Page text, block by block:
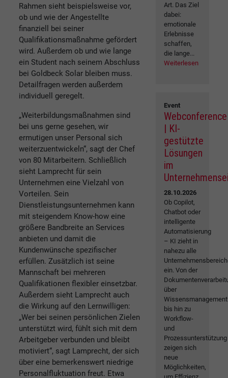
Rahmen sieht beispielsweise vor,
ob und wie der Angestellte
finanziell bei seiner
Qualifikationsmaßnahme gefördert
wird. Außerdem ob und wie lange
ein Student nach seinem Abschluss
bei Goldbeck Solar bleiben muss.
Detailfragen werden außerdem
individuell geregelt.
„Weiterbildungsmaßnahmen sind
bei uns gerne gesehen, wir
ermutigen unser Personal sich
weiterzuentwickeln“, sagt der Chef
von 80 Mitarbeitern. Schließlich
sieht Lamprecht für sein
Unternehmen eine Vielzahl von
Vorteilen. Sein
Dienstleistungsunternehmen kann
mit steigendem Know-how eine
größere Bandbreite an Services
anbieten und damit die
Kundenwünsche spezifischer
erfüllen. Zusätzlich ist seine
Mannschaft bei mehreren
Qualifikationen flexibler einsetzbar.
Außerdem sieht Lamprecht auch
die Wirkung auf den Lernwilligen:
„Wer bei seinen persönlichen Zielen
unterstützt wird, fühlt sich mit dem
Arbeitgeber verbunden und bleibt
motiviert“, sagt Lamprecht, der sich
über eine bemerkenswert niedrige
Personalfluktuation freut. Etwa
Art. Das Ziel
dabei:
emotionale
Erlebnisse
schaffen,
die lange...
Weiterlesen
Event
Webconference
| KI-
gestützte
Lösungen
im
28.10.2026
Ob Copilot,
Chatbot oder
intelligente
Automatisierung
– KI zieht in
nahezu alle
ein. Von der
über
Wissensmanagement
bis hin zu
Workflow-
und
Prozessunterstützung
zeigen sich
neue
Möglichkeiten,